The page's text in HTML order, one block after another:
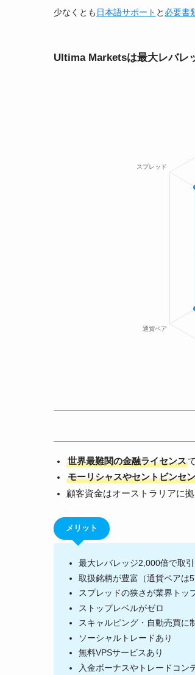
少なくとも 日本語サポート と 必要書
Ultima Marketsは最大レバレ
世界最難関の金融ライセンス
モーリシャスやセントビンセ
顧客資金はオーストラリアに拠
メリット
最大レバレッジ2,000倍で取
取扱銘柄が豊富（通貨ペアは
スプレッドの狭さが業界トッ
ストップレベルがゼロ
スキャルピング・自動売買に
ソーシャルトレードあり
無料VPSサービスあり
入金ボーナスやトレードコン